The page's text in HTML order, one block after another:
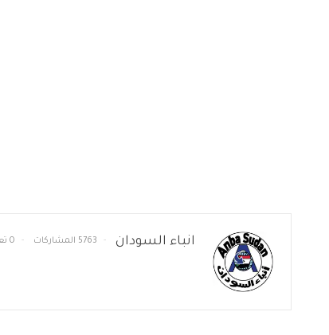
انباء السودان 5763 المشاركات 0 تعليقات